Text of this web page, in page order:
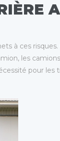
à ces
les
pour les